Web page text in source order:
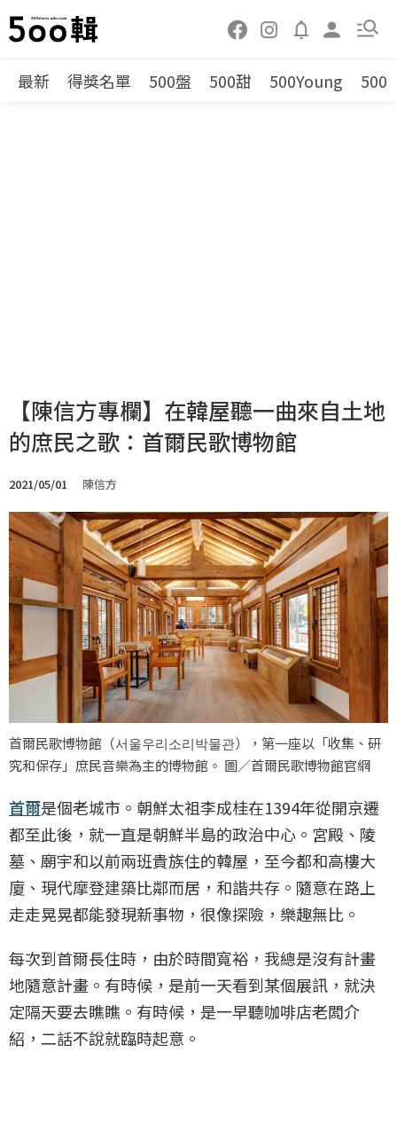
最新 得獎名單 500盤 500甜 500Young 500
【陳信方專欄】在韓屋聽一曲來自土地
的庶民之歌：首爾民歌博物館
2021/05/01 陳信方
首爾民歌博物館（서울우리소리박물관），第一座以「收集、研
究和保存」庶民音樂為主的博物館。 圖／首爾民歌博物館官網
首爾是個老城市。朝鮮太祖李成桂在1394年從開京遷
都至此後，就一直是朝鮮半島的政治中心。宮殿、陵
墓、廟宇和以前兩班貴族住的韓屋，至今都和高樓大
廈、現代摩登建築比鄰而居，和諧共存。隨意在路上
走走晃晃都能發現新事物，很像探險，樂趣無比。
每次到首爾長住時，由於時間寬裕，我總是沒有計畫
地隨意計畫。有時候，是前一天看到某個展訊，就決
定隔天要去瞧瞧。有時候，是一早聽咖啡店老闆介
紹，二話不說就臨時起意。